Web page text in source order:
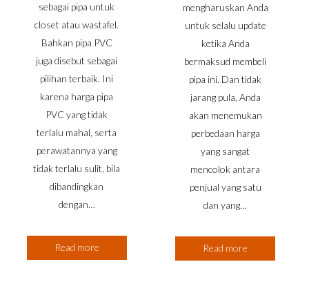
sebagai pipa untuk
closet atau wastafel.
Bahkan pipa PVC
juga disebut sebagai
pilihan terbaik. Ini
karena harga pipa
PVC yang tidak
terlalu mahal, serta
perawatannya yang
tidak terlalu sulit, bila
dibandingkan
dengan…
Read more
mengharuskan Anda
untuk selalu update
ketika Anda
bermaksud membeli
pipa ini. Dan tidak
jarang pula, Anda
akan menemukan
perbedaan harga
yang sangat
mencolok antara
penjual yang satu
dan yang…
Read more